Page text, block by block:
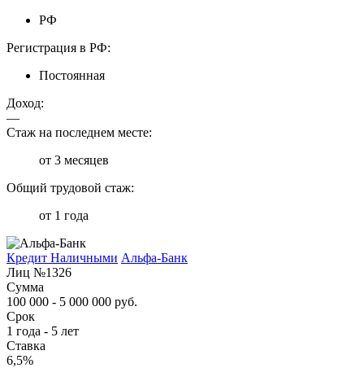
РФ
Регистрация в РФ:
Постоянная
Доход:
—
Стаж на последнем месте:
от 3 месяцев
Общий трудовой стаж:
от 1 года
Кредит Наличными Альфа-Банк
Лиц №1326
Сумма
100 000 - 5 000 000 руб.
Срок
1 года - 5 лет
Ставка
6,5%